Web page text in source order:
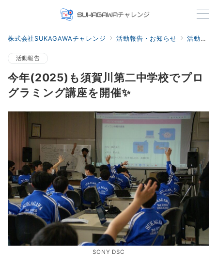
株式会社SUKAGAWAチャレンジ 活動報告・お知らせ 活動報告
活動報告
今年(2025)も須賀川第二中学校でプロ
グラミング講座を開催✨️
SONY DSC